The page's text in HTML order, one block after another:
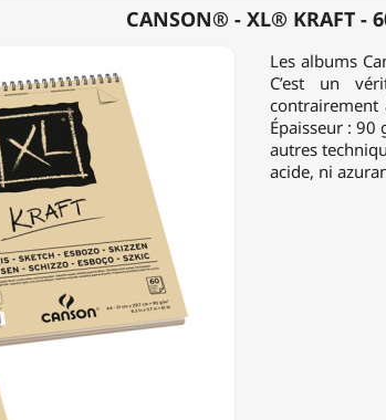
CANSON® - XL® KRAFT -
Les albums
C’est un
Épaisseur : 90
autres
acide, ni